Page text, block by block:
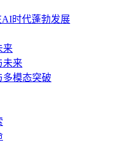
时代蓬勃发展
来
未来
多模态突破